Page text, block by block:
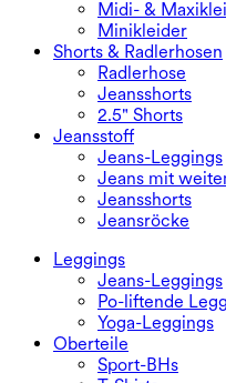
Midi- &
Minikleider
Shorts & Radlerhosen
Radlerhose
Jeansshorts
2.5" Shorts
Jeansstoff
Jeans-Leggings
Jeans mit
Jeansshorts
Jeansröcke
Leggings
Jeans-Leggings
Po-liftende
Yoga-Leggings
Oberteile
Sport-BHs